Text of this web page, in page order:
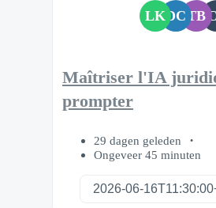
LK DC TB
Maîtriser l'IA
prompter
29 dagen geleden
Ongeveer 45 minuten